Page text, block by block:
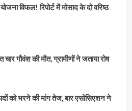
विफल! रिपोर्ट में मोसाद के दो वरिष्ठ
गौवंश की मौत, ग्रामीणों ने जताया रोष
को भरने की मांग तेज, बार एसोसिएशन ने